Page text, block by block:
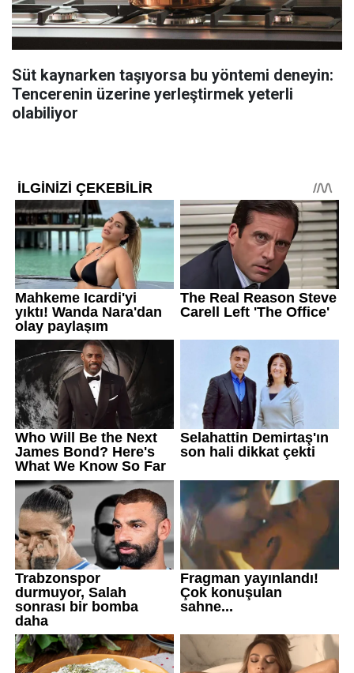
Süt kaynarken taşıyorsa bu yöntemi deneyin:
Tencerenin üzerine yerleştirmek yeterli
olabiliyor